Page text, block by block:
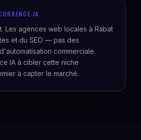
IA
Les agences web locales à Rabat
et du SEO — pas des
commerciale.
IA à cibler cette niche
à capter le marché.